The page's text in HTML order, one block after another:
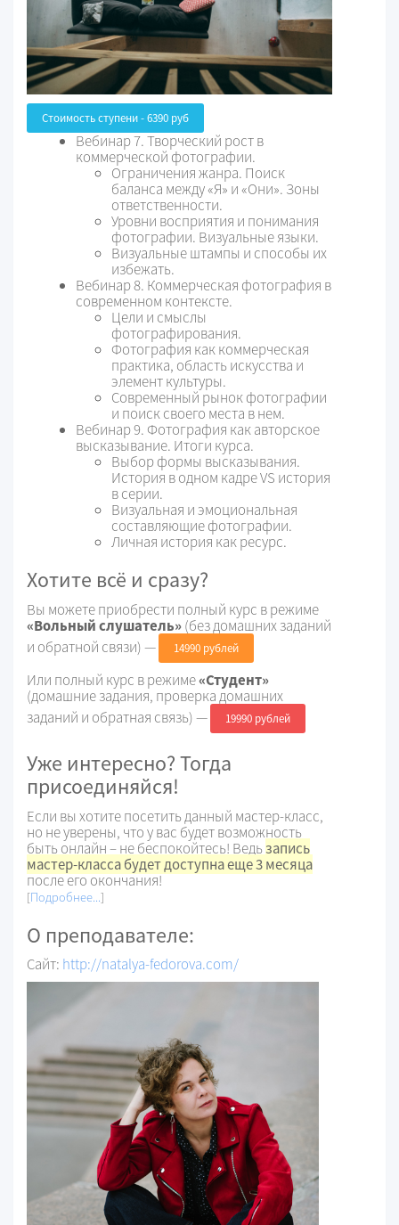
Стоимость ступени - 6390 руб
Вебинар 7. Творческий рост в
коммерческой фотографии.
Ограничения жанра. Поиск
баланса между «Я» и «Они». Зоны
ответственности.
Уровни восприятия и понимания
фотографии. Визуальные языки.
Визуальные штампы и способы их
избежать.
Вебинар 8. Коммерческая фотография в
современном контексте.
Цели и смыслы
фотографирования.
Фотография как коммерческая
практика, область искусства и
элемент культуры.
Современный рынок фотографии
и поиск своего места в нем.
Вебинар 9. Фотография как авторское
высказывание. Итоги курса.
Выбор формы высказывания.
История в одном кадре VS история
в серии.
Визуальная и эмоциональная
составляющие фотографии.
Личная история как ресурс.
Хотите всё и сразу?
Вы можете приобрести полный курс в режиме
«Вольный слушатель»(без домашних заданий
и обратной связи) —
14990 рублей
Или полный курс в режиме«Студент»
(домашние задания, проверка домашних
заданий и обратная связь) —
19990 рублей
Уже интересно? Тогда
присоединяйся!
Если вы хотите посетить данный мастер-класс,
но не уверены, что у вас будет возможность
быть онлайн – не беспокойтесь! Ведьзапись
мастер-класса будет доступна еще 3 месяца
после его окончания!
[Подробнее...]
О преподавателе:
Сайт: http://natalya-fedorova.com/